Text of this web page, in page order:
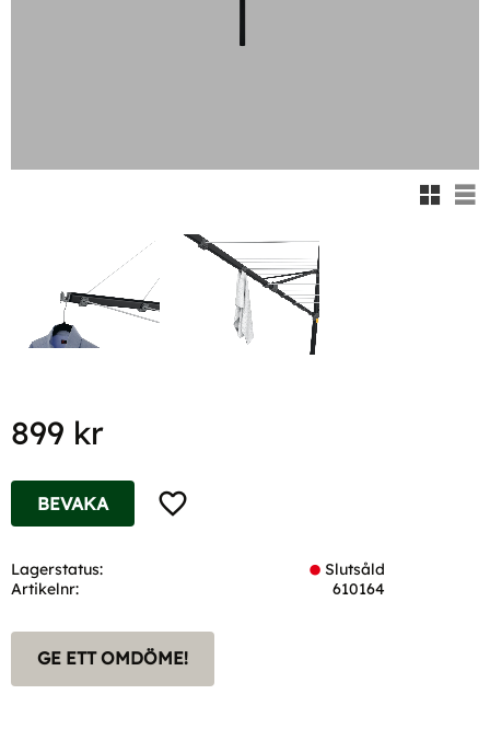
899 kr
Lägg till i favoriter
BEVAKA
Lagerstatus
Slutsåld
Artikelnr
610164
GE ETT OMDÖME!